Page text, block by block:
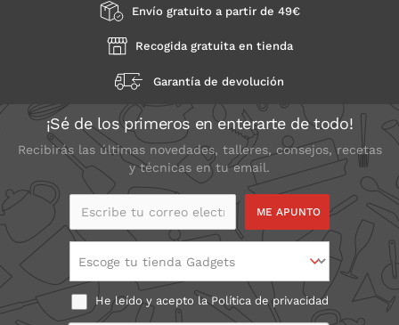
Envío gratuito a partir de 49€
Recogida gratuita en tienda
Garantía de devolución
¡Sé de los primeros en enterarte de todo!
Recibirás las últimas novedades, talleres, consejos, recetas
y técnicas en tu email.
Escribe tu correo
Escoge tu tienda Gadgets
He leído y acepto laPolítica de privacidad